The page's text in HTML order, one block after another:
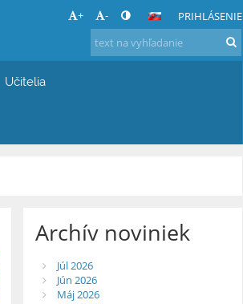
+ - PRIHLÁSENIE
Učitelia
Archív noviniek
Júl 2026
Jún 2026
Máj 2026